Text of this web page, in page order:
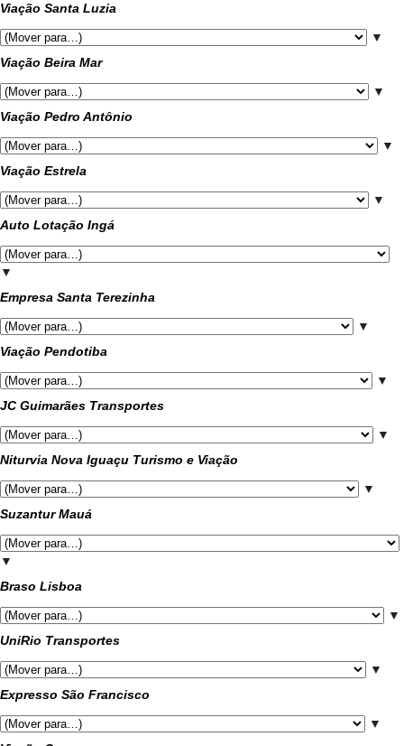
Viação Santa Luzia
▼
Viação Beira Mar
▼
Viação Pedro Antônio
▼
Viação Estrela
▼
Auto Lotação Ingá
▼
Empresa Santa Terezinha
▼
Viação Pendotiba
▼
JC Guimarães Transportes
▼
Niturvia Nova Iguaçu Turismo e Viação
▼
Suzantur Mauá
▼
Braso Lisboa
▼
UniRio Transportes
▼
Expresso São Francisco
▼